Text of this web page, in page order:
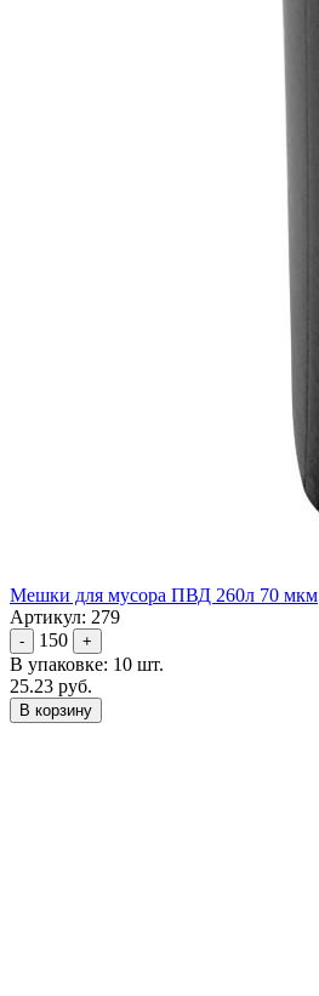
Мешки для мусора ПВД 260л 70 мкм
Артикул: 279
- 150 +
В упаковке: 10 шт.
25.23 руб.
В корзину